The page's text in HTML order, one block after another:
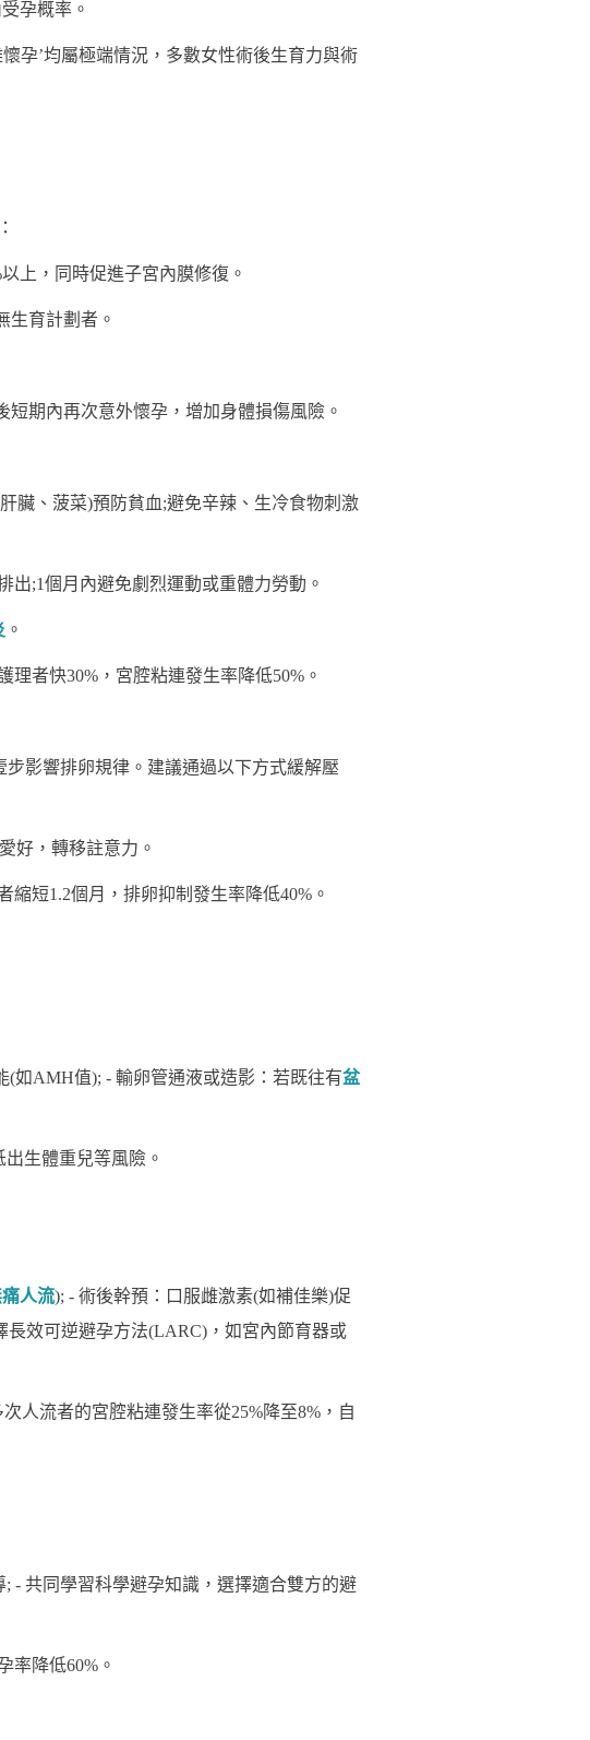
孕概率。
孕’均屬極端情況，多數女性術後生育力與術
上，同時促進子宮內膜修復。
生育計劃者。
短期內再次意外懷孕，增加身體損傷風險。
臟、菠菜)預防貧血;避免辛辣、生冷食物刺激
;1個月內避免劇烈運動或重體力勞動。
。
者快30%，宮腔粘連發生率降低50%。
影響排卵規律。建議通過以下方式緩解壓
好，轉移註意力。
短1.2個月，排卵抑制發生率降低40%。
如AMH值); - 輸卵管通液或造影：若既往有盆
生體重兒等風險。
人流); - 術後幹預：口服雌激素(如補佳樂)促
效可逆避孕方法(LARC)，如宮內節育器或
人流者的宮腔粘連發生率從25%降至8%，自
- 共同學習科學避孕知識，選擇適合雙方的避
率降低60%。